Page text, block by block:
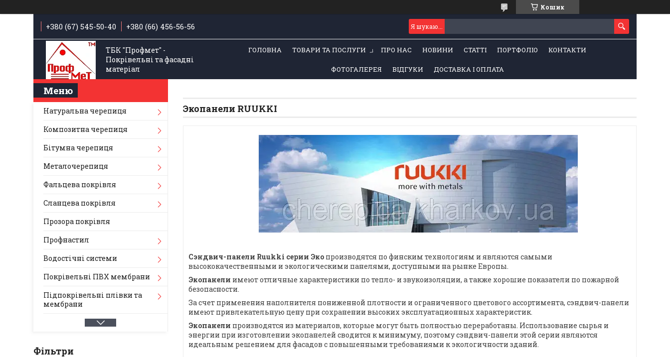
Кошик
+380 (67) 545-50-40 +380 (66) 456-56-56
ТБК "Профмет" -
Покрівельні та фасадні
матеріал
ГОЛОВНА ТОВАРИ ТА ПОСЛУГИ ПРО НАС НОВИНИ СТАТТІ ПОРТФОЛІО КОНТАКТИ
ФОТОГАЛЕРЕЯ ВІДГУКИ ДОСТАВКА І ОПЛАТА
Экопанели RUUKKI
Сэндвич-панели Ruukki серии Эко производятся по финским технологиям и являются самыми
высококачественными и экологическими панелями, доступными на рынке Европы.
Экопанели имеют отличные характеристики по тепло- и звукоизоляции, а также хорошие показатели по пожарной
безопасности.
За счет применения наполнителя пониженной плотности и ограниченного цветового ассортимента, сэндвич-панели
имеют привлекательную цену при сохранении высоких эксплуатационных характеристик.
Экопанели производятся из материалов, которые могут быть полностью переработаны. Использование сырья и
энергии при изготовлении экопанелей сводится к минимуму, поэтому сэндвич-панели этой серии являются
идеальным решением для фасадов с повышенными требованиями к экологичности зданий.
Натуральна черепиця
Композитна черепиця
Бітумна черепиця
Металочерепиця
Фальцева покрівля
Сланцева покрівля
Прозора покрівля
Профнастил
Водостічні системи
Покрівельні ПВХ мембрани
Підпокрівельні плівки та
мембрани
Фільтри